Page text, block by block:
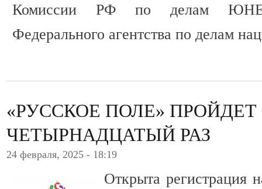
Комиссии РФ по делам
Федерального агентства по делам
«РУССКОЕ ПОЛЕ» ПРОЙДЕТ
ЧЕТЫРНАДЦАТЫЙ РАЗ
24 февраля, 2025 - 18:19
Открыта